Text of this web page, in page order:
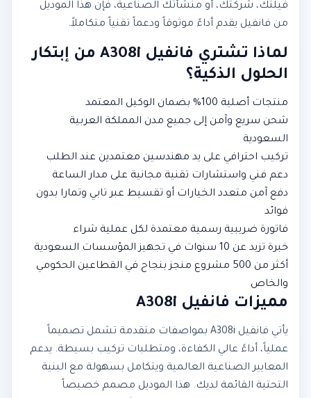
فيلتك، شركتك، أو منشأتك الصناعية، فإن هذا الموديل
من فانفيل يقدم أداءً موثوقاً ودعماً تقنياً متكاملاً.
لماذا تشتري فانفيل A308i من إبتكار
الحلول الذكية؟
منتجات أصلية 100% بضمان الوكيل المعتمد
شحن سريع وآمن إلى جميع مدن المملكة العربية
السعودية
تركيب احترافي على يد مهندسين معتمدين عند الطلب
دعم فني واستشارات تقنية مجانية على مدار الساعة
دفع آمن متعدد الخيارات أو تقسيط عبر تابي وتمارا بدون
فوائد
فاتورة ضريبية رسمية معتمدة لكل عملية شراء
خبرة تزيد عن 10 سنوات في تجهيز المؤسسات السعودية
أكثر من 500 مشروع منجز بنجاح في القطاعين الحكومي
والخاص
مميزات فانفيل A308i
يأتي فانفيل A308i بمواصفات متقدمة تشمل تصميماً
عملياً، أداءً عالي الكفاءة، ومتطلبات تركيب بسيطة. يدعم
المعايير الصناعية العالمية ويتكامل بسهولة مع البنية
التحتية القائمة لديك. هذا الموديل مصمم خصيصاً